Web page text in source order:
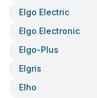
Elgo Electric
Elgo Electronic
Elgo-Plus
Elgris
Elho